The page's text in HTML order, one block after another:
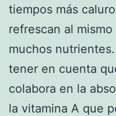
tiempos más
refrescan al
muchos
tener en cuenta
colabora en la
la vitamina A que